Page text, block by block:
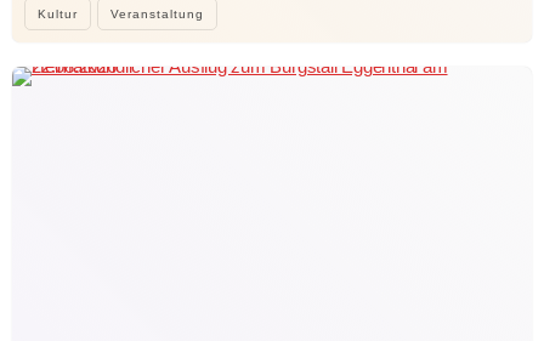
Kultur Veranstaltung